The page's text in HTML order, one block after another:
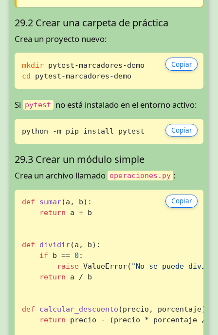
29.2 Crear una carpeta de práctica
Crea un proyecto nuevo:
Copiar
mkdir
cd pytest-marcadores-demo
Si pytest no está instalado en el entorno activo:
Copiar
python -m pip install pytest
29.3 Crear un módulo simple
Crea un archivo llamado operaciones.py :
Copiar
def sumar(a, b):
return a + b
def dividir(a, b):
if b == 0 :
raise ValueError( "No se puede
return a / b
def calcular_descuento (precio, porcentaje):
return precio - (precio * porcentaje /